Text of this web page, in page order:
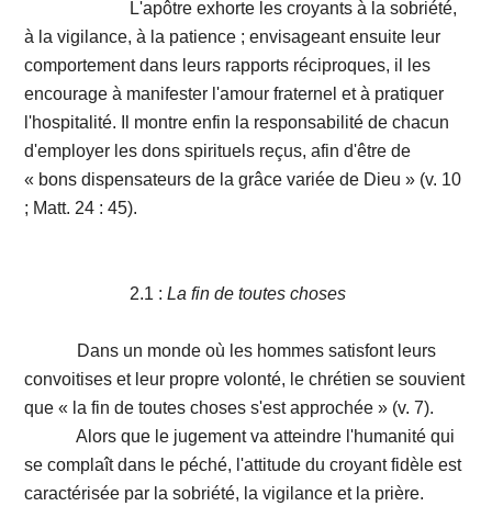
L'apôtre exhorte les croyants à la sobriété,
à la vigilance, à la patience ; envisageant ensuite leur
comportement dans leurs rapports réciproques, il les
encourage à manifester l'amour fraternel et à pratiquer
l'hospitalité. Il montre enfin la responsabilité de chacun
d'employer les dons spirituels reçus, afin d'être de
« bons dispensateurs de la grâce variée de Dieu » (v. 10
; Matt. 24 : 45).
2.1 :La fin de toutes choses
Dans un monde où les hommes satisfont leurs
convoitises et leur propre volonté, le chrétien se souvient
que « la fin de toutes choses s'est approchée » (v. 7).
Alors que le jugement va atteindre l'humanité qui
se complaît dans le péché, l'attitude du croyant fidèle est
caractérisée par la sobriété, la vigilance et la prière.